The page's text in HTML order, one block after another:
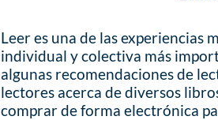
Leer es una de las experiencias
individual y colectiva más
algunas recomendaciones de
lectores acerca de diversos
comprar de forma electrónica